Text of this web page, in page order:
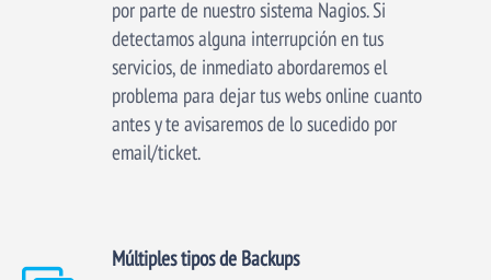
por parte de nuestro sistema Nagios. Si
detectamos alguna interrupción en tus
servicios, de inmediato abordaremos el
problema para dejar tus webs online cuanto
antes y te avisaremos de lo sucedido por
email/ticket.
Múltiples tipos de Backups